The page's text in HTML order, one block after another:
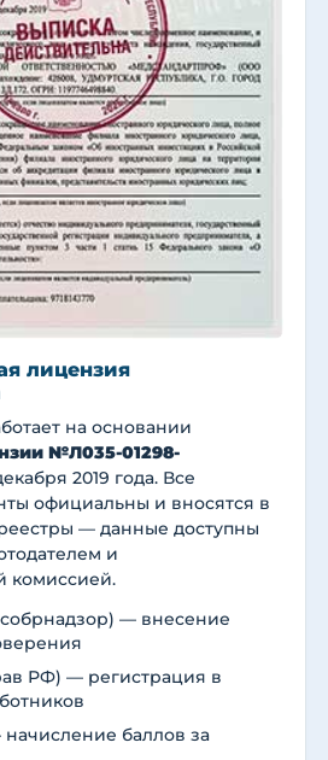
лицензия
на основании
№Л035-01298-
2019 года. Все
официальны и вносятся в
— данные доступны
и
комиссией.
— внесение
РФ) — регистрация в
баллов за